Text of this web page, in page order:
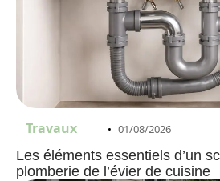
Travaux 01/08/2026
Les éléments essentiels d’un
plomberie de l’évier de cuisine